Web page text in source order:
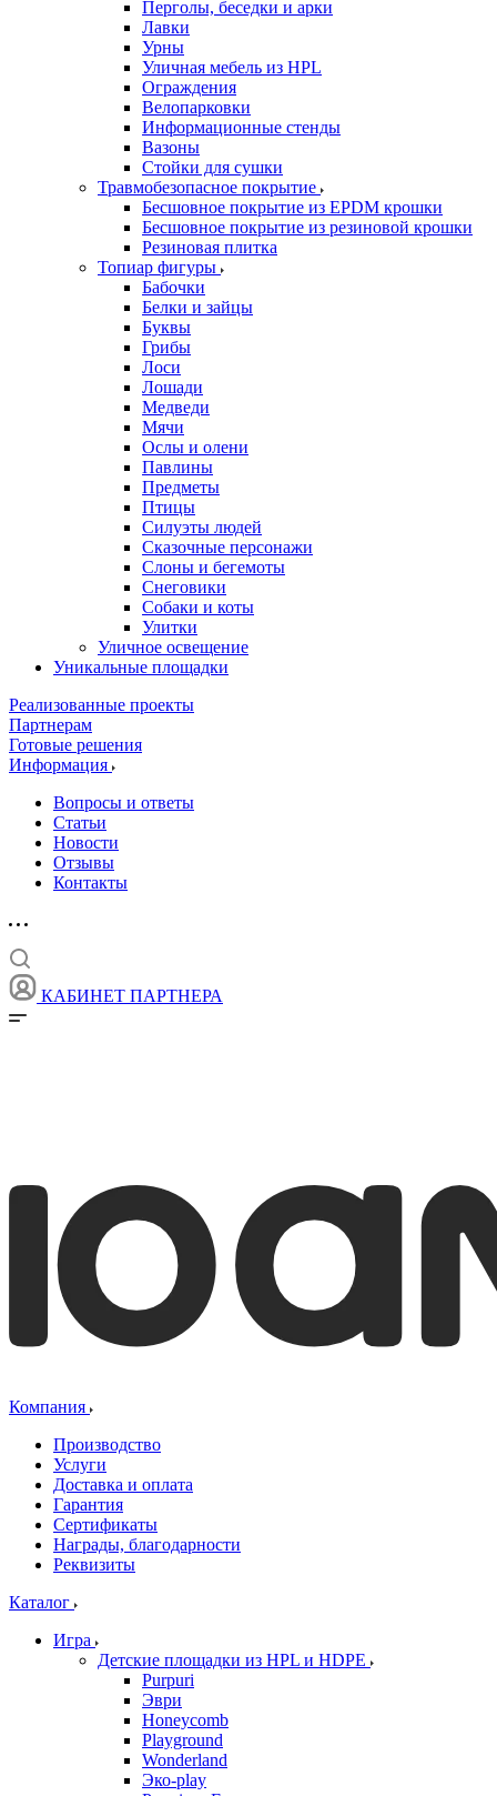
Перголы, беседки и арки
Лавки
Урны
Уличная мебель из HPL
Ограждения
Велопарковки
Информационные стенды
Вазоны
Стойки для сушки
Травмобезопасное покрытие
Бесшовное покрытие из EPDM крошки
Бесшовное покрытие из резиновой крошки
Резиновая плитка
Топиар фигуры
Бабочки
Белки и зайцы
Буквы
Грибы
Лоси
Лошади
Медведи
Мячи
Ослы и олени
Павлины
Предметы
Птицы
Силуэты людей
Сказочные персонажи
Слоны и бегемоты
Снеговики
Собаки и коты
Улитки
Уличное освещение
Уникальные площадки
Реализованные проекты
Партнерам
Готовые решения
Информация
Вопросы и ответы
Статьи
Новости
Отзывы
Контакты
КАБИНЕТ ПАРТНЕРА
Компания
Производство
Услуги
Доставка и оплата
Гарантия
Сертификаты
Награды, благодарности
Реквизиты
Каталог
Игра
Детские площадки из HPL и HDPE
Purpuri
Эври
Honeycomb
Playground
Wonderland
Эко-play